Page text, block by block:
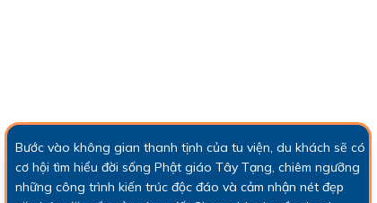
Bước vào không gian thanh tịnh của tu viện, du khách sẽ có
cơ hội tìm hiểu đời sống Phật giáo Tây Tạng, chiêm ngưỡng
những công trình kiến trúc độc đáo và cảm nhận nét đẹp